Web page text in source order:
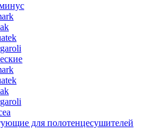
для полотенцесушителей